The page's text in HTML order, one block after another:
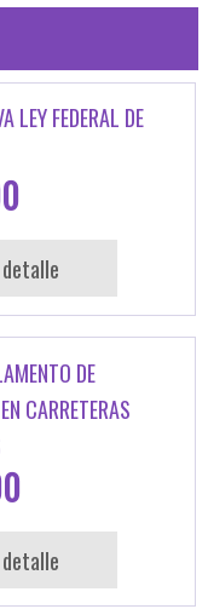
LEY FEDERAL DE
DE
CARRETERAS